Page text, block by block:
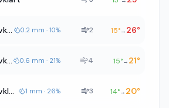
Halvklart 0.2 mm · 10% 2 15°→ 26°
Halvklart 0.6 mm · 21% 4 15°→ 21°
Halvklart 1 mm · 26% 3 14°→ 20°